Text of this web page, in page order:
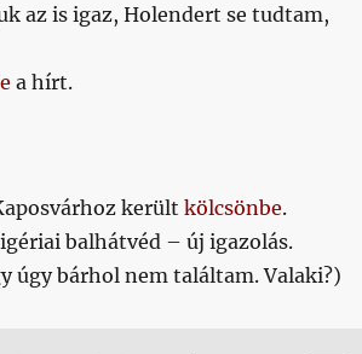
az is igaz, Holendert se tudtam,
a hírt.
került kölcsönbe.
balhátvéd – új igazolás.
úgy bárhol nem találtam. Valaki?)